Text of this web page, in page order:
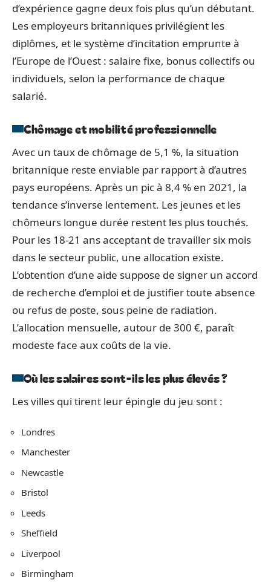
d’expérience gagne deux fois plus qu’un débutant.
Les employeurs britanniques privilégient les
diplômes, et le système d’incitation emprunte à
l’Europe de l’Ouest : salaire fixe, bonus collectifs ou
individuels, selon la performance de chaque
salarié.
Chômage et mobilité professionnelle
Avec un taux de chômage de 5,1 %, la situation
britannique reste enviable par rapport à d’autres
pays européens. Après un pic à 8,4 % en 2021, la
tendance s’inverse lentement. Les jeunes et les
chômeurs longue durée restent les plus touchés.
Pour les 18-21 ans acceptant de travailler six mois
dans le secteur public, une allocation existe.
L’obtention d’une aide suppose de signer un accord
de recherche d’emploi et de justifier toute absence
ou refus de poste, sous peine de radiation.
L’allocation mensuelle, autour de 300 €, paraît
modeste face aux coûts de la vie.
Où les salaires sont-ils les plus élevés ?
Les villes qui tirent leur épingle du jeu sont :
Londres
Manchester
Newcastle
Bristol
Leeds
Sheffield
Liverpool
Birmingham